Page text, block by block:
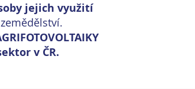
jejich využití
v ČR.